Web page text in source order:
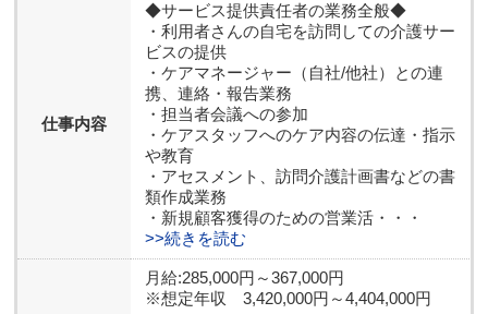
仕事内容
◆サービス提供責任者の業務全般◆
・利用者さんの自宅を訪問しての介護サー
ビスの提供
・ケアマネージャー（自社/他社）との連
携、連絡・報告業務
・担当者会議への参加
・ケアスタッフへのケア内容の伝達・指示
や教育
・アセスメント、訪問介護計画書などの書
類作成業務
・新規顧客獲得のための営業活・・・
>>続きを読む
月給:285,000円～367,000円
※想定年収 3,420,000円～4,404,000円